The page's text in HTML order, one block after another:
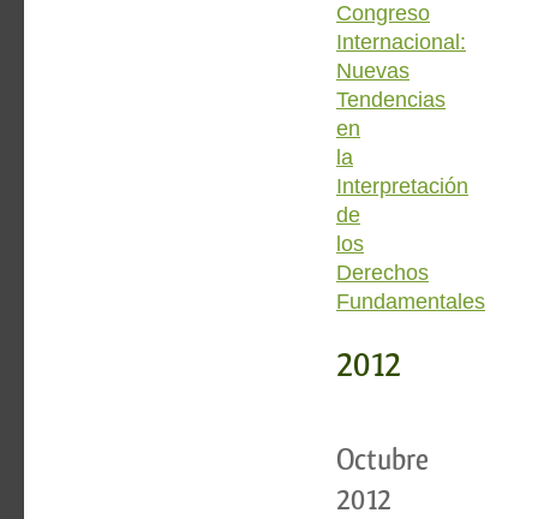
Congreso
Internacional:
Nuevas
Tendencias
en
la
Interpretación
de
los
Derechos
Fundamentales
2012
Octubre
2012